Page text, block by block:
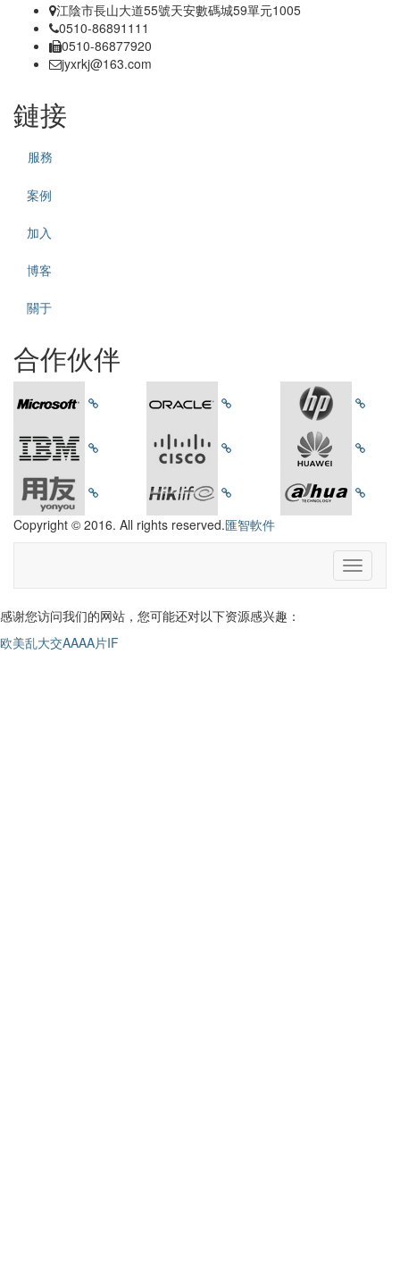
江陰市長山大道55號天安數碼城59單元1005
0510-86891111
0510-86877920
jyxrkj@163.com
鏈接
服務
案例
加入
博客
關于
合作伙伴
Copyright © 2016. All rights reserved.匯智軟件
感谢您访问我们的网站，您可能还对以下资源感兴趣：
欧美乱大交AAAA片IF